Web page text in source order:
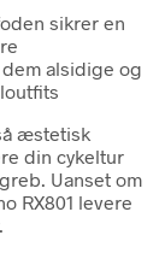
sikrer en
alsidige og
æstetisk
din cykeltur
Uanset om
RX801 levere